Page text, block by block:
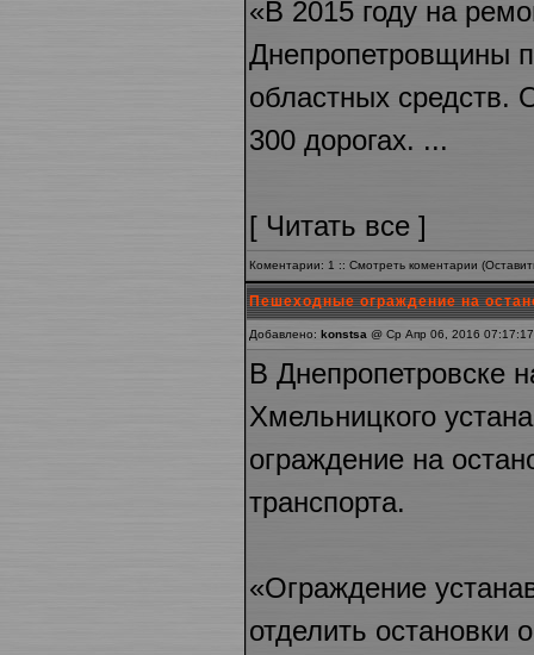
«В 2015 году на
Днепропетровщины
областных средств.
300 дорогах. ...
[ Читать все ]
Коментарии: 1 :: Смотреть коментарии (
Пешеходные ограждение на
Добавлено: konstsa @ Ср Апр 06, 2016 07:17:17
В Днепропетровске
Хмельницкого
ограждение на
транспорта.
«Ограждение
отделить остановки